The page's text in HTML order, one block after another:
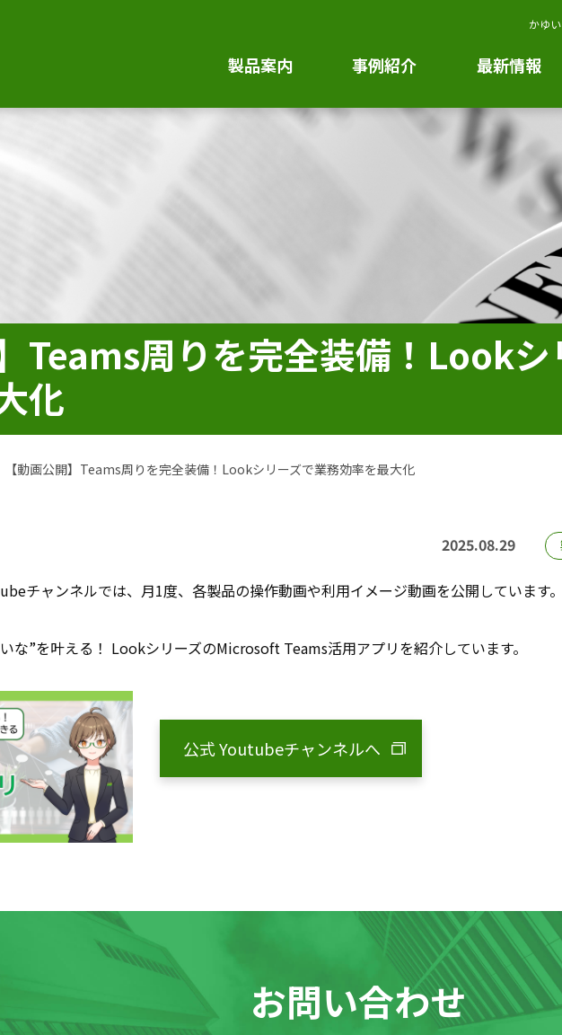
かゆ
製品案内 事例紹介 最新情報
Teams周りを完全装備！Look
化
【動画公開】Teams周りを完全装備！Lookシリーズで業務効率を最大化
2025.08.29
チャンネルでは、月1度、各製品の操作動画や利用イメージ動画を公開しています。
な”を叶える！ LookシリーズのMicrosoft Teams活用アプリを紹介しています。
公式 Youtubeチャンネルへ
お問い合わせ